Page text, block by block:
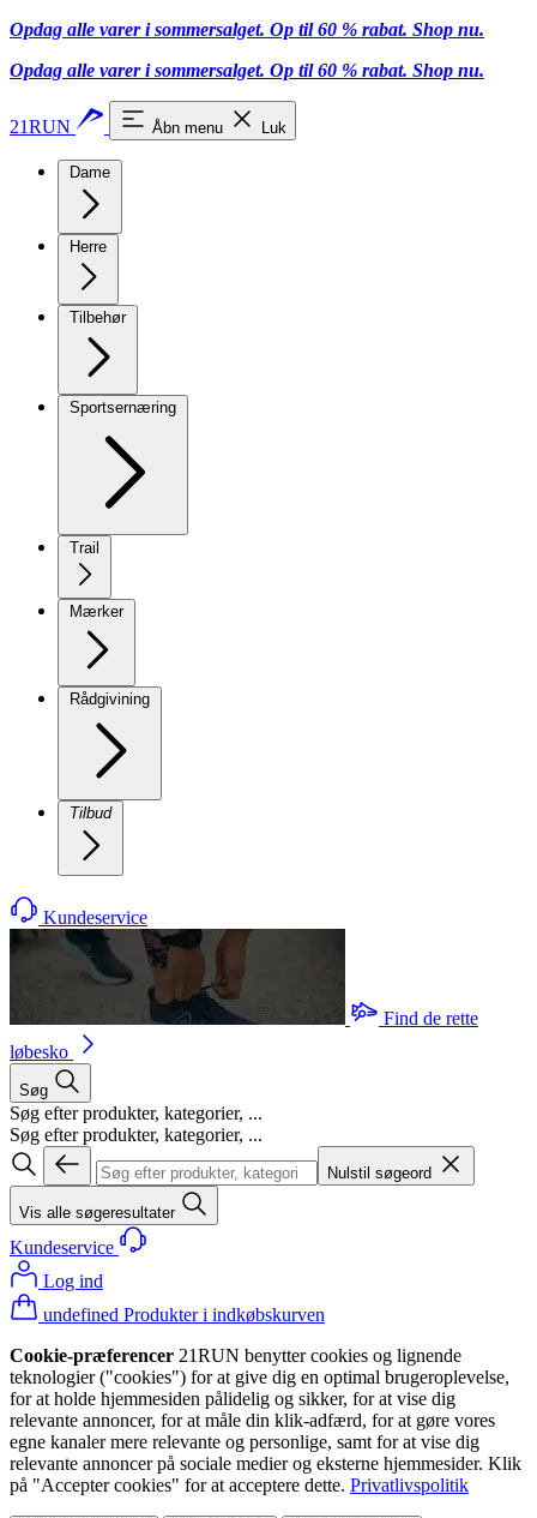
Opdag alle varer i sommersalget. Op til 60 % rabat. Shop nu.
Opdag alle varer i sommersalget. Op til 60 % rabat. Shop nu.
21RUN Åbn menu Luk
Dame
Herre
Tilbehør
Sportsernæring
Trail
Mærker
Rådgivining
Tilbud
Kundeservice
Find de rette
løbesko
Søg
Søg efter produkter, kategorier, ...
Søg efter produkter, kategorier, ...
Nulstil søgeord
Vis alle søgeresultater
Kundeservice
Log ind
undefined Produkter i indkøbskurven
Cookie-præferencer 21RUN benytter cookies og lignende
teknologier ("cookies") for at give dig en optimal brugeroplevelse,
for at holde hjemmesiden pålidelig og sikker, for at vise dig
relevante annoncer, for at måle din klik-adfærd, for at gøre vores
egne kanaler mere relevante og personlige, samt for at vise dig
relevante annoncer på sociale medier og eksterne hjemmesider. Klik
på "Accepter cookies" for at acceptere dette. Privatlivspolitik